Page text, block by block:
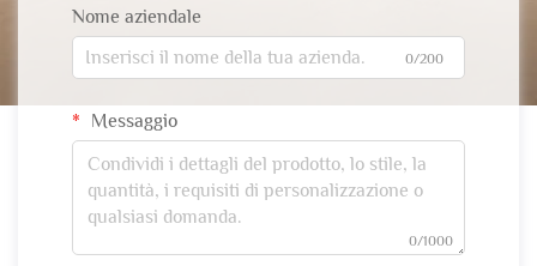
Nome aziendale
0/200
Messaggio
0/1000